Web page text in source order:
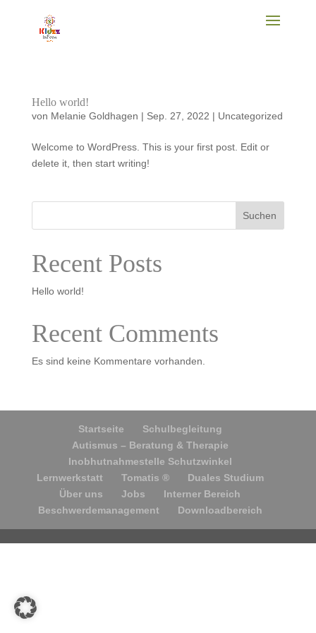
Hello world!
von Melanie Goldhagen | Sep. 27, 2022 | Uncategorized
Welcome to WordPress. This is your first post. Edit or
delete it, then start writing!
Suchen
Recent Posts
Hello world!
Recent Comments
Es sind keine Kommentare vorhanden.
Startseite
Schulbegleitung
Autismus – Beratung & Therapie
Inobhutnahmestelle Schutzwinkel
Lernwerkstatt
Tomatis ®
Duales Studium
Über uns
Jobs
Interner Bereich
Beschwerdemanagement
Downloadbereich